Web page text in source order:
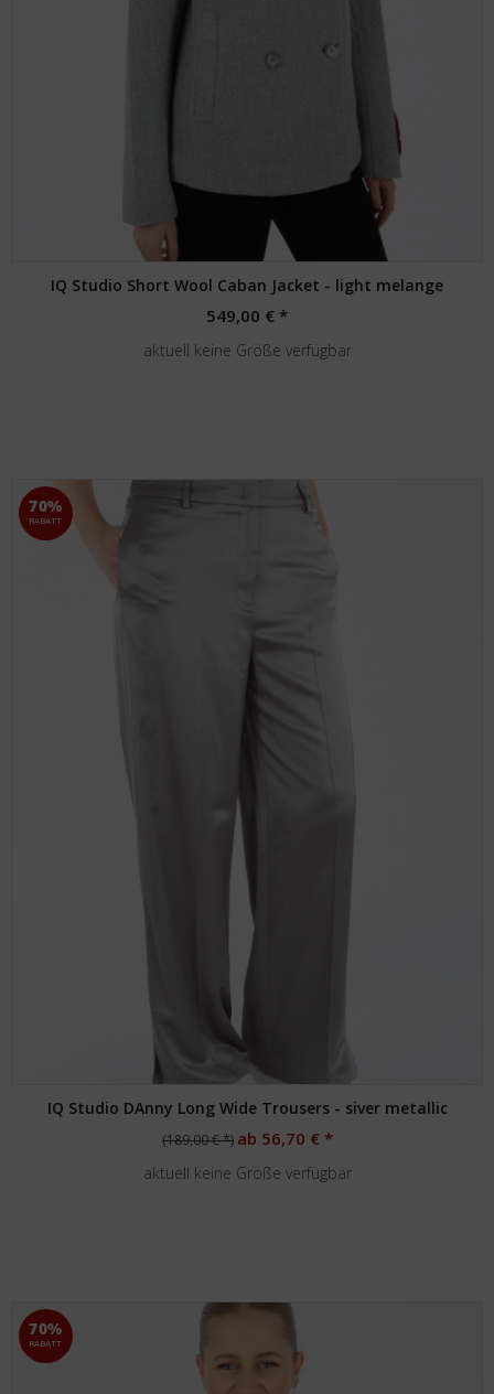
IQ Studio Short Wool Caban Jacket - light melange
549,00 € *
aktuell keine Größe verfügbar
70%
RABATT
IQ Studio DAnny Long Wide Trousers - siver metallic
(189,00 € *) ab 56,70 € *
aktuell keine Größe verfügbar
70%
RABATT